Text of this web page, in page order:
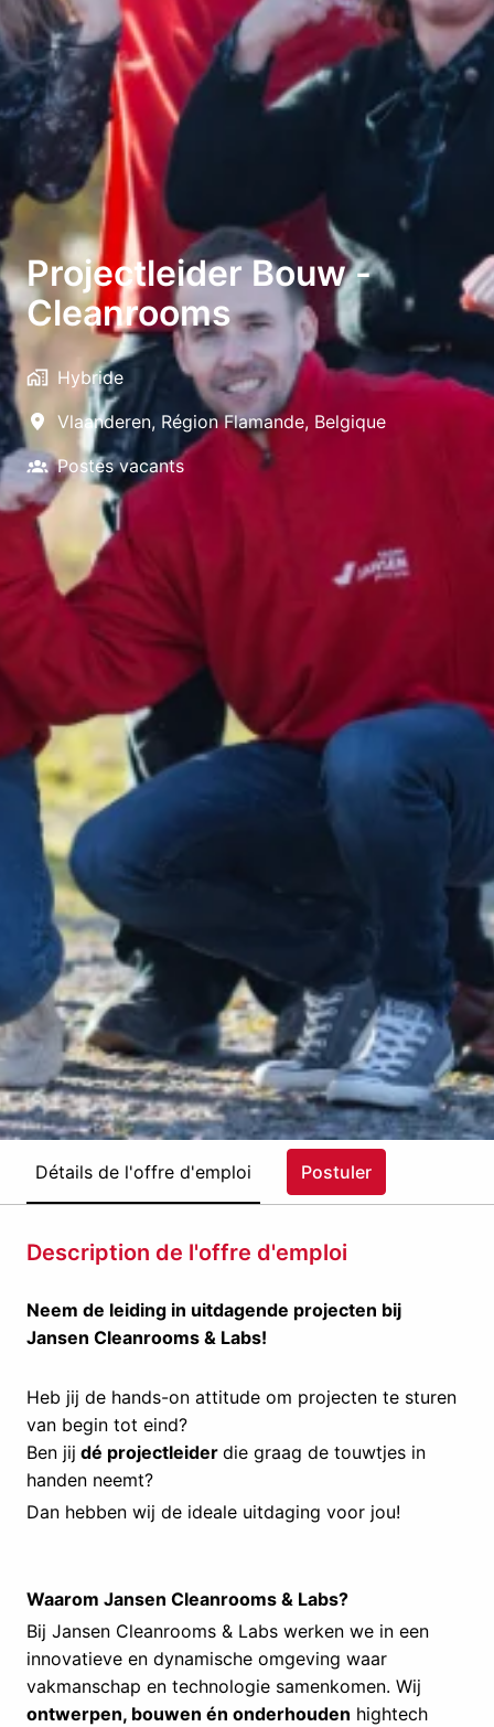
Projectleider Bouw -
Cleanrooms
Hybride
Vlaanderen, Région Flamande, Belgique
Postes vacants
Détails de l'offre d'emploi Postuler
Description de l'offre d'emploi
Neem de leiding in uitdagende projecten bij
Jansen Cleanrooms & Labs!
Heb jij de hands-on attitude om projecten te sturen
van begin tot eind?
Ben jij dé projectleider die graag de touwtjes in
handen neemt?
Dan hebben wij de ideale uitdaging voor jou!
Waarom Jansen Cleanrooms & Labs?
Bij Jansen Cleanrooms & Labs werken we in een
innovatieve en dynamische omgeving waar
vakmanschap en technologie samenkomen. Wij
ontwerpen, bouwen én onderhouden hightech